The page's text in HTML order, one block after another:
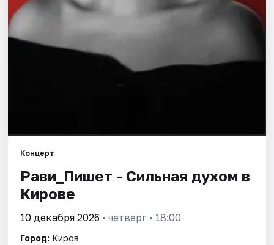
Концерт
Рави_Пишет - Сильная духом в
Кирове
10 декабря 2026 • четверг • 18:00
Город: Киров